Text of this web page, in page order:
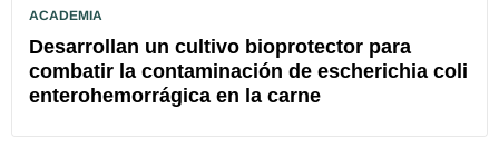
ACADEMIA
Desarrollan un cultivo bioprotector para
combatir la contaminación de escherichia coli
enterohemorrágica en la carne